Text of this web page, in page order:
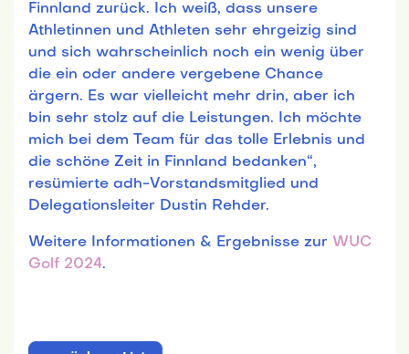
Finnland zurück. Ich weiß, dass unsere
Athletinnen und Athleten sehr ehrgeizig sind
und sich wahrscheinlich noch ein wenig über
die ein oder andere vergebene Chance
ärgern. Es war vielleicht mehr drin, aber ich
bin sehr stolz auf die Leistungen. Ich möchte
mich bei dem Team für das tolle Erlebnis und
die schöne Zeit in Finnland bedanken“,
resümierte adh-Vorstandsmitglied und
Delegationsleiter Dustin Rehder.
Weitere Informationen & Ergebnisse zur WUC
Golf 2024.